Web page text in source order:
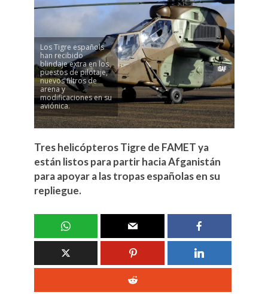
Los Tigre españols
han recibido
blindaje extra en los
puestos de pilotaje,
nuevos filtros de
arena y
modificaciones en su
aviónica.
Tres helicópteros Tigre de FAMET ya
están listos para partir hacia Afganistán
para apoyar a las tropas españolas en su
repliegue.